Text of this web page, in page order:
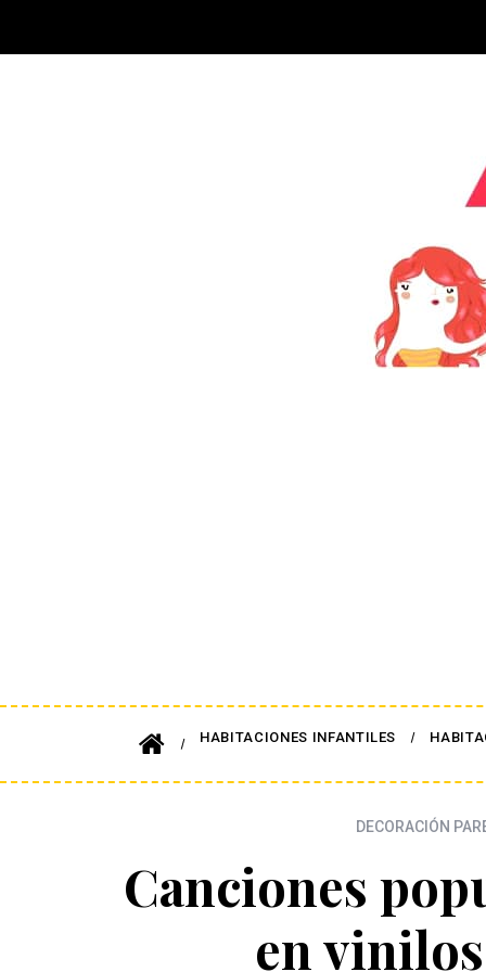
HABITACIONES INFANTILES
DECORACIÓN
Canciones
en